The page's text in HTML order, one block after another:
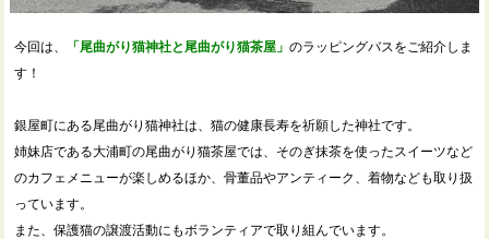
今回は、 「尾曲がり猫神社と尾曲がり猫茶屋」のラッピングバスをご紹介しま
す！
銀屋町にある尾曲がり猫神社は、猫の健康長寿を祈願した神社です。
姉妹店である大浦町の尾曲がり猫茶屋では、そのぎ抹茶を使ったスイーツなど
のカフェメニューが楽しめるほか、骨董品やアンティーク、着物なども取り扱
っています。
また、保護猫の譲渡活動にもボランティアで取り組んでいます。